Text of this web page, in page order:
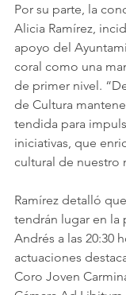
Por su parte, la
Alicia Ramírez,
apoyo del
coral como una
de primer nivel.
de Cultura
tendida para
iniciativas, que
cultural de nuestro
Ramírez detalló
tendrán lugar en la
Andrés a las 20:30
actuaciones
Coro Joven